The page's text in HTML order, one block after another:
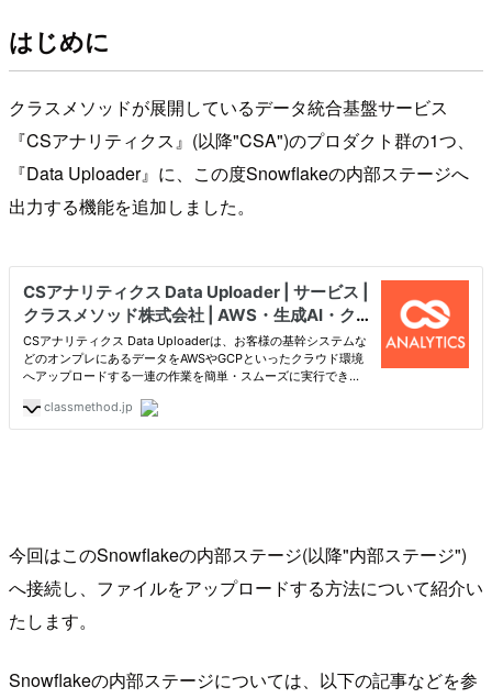
はじめに
クラスメソッドが展開しているデータ統合基盤サービス
『CSアナリティクス』(以降"CSA")のプロダクト群の1つ、
『Data Uploader』に、この度Snowflakeの内部ステージへ
出力する機能を追加しました。
今回はこのSnowflakeの内部ステージ(以降"内部ステージ")
へ接続し、ファイルをアップロードする方法について紹介い
たします。
Snowflakeの内部ステージについては、以下の記事などを参